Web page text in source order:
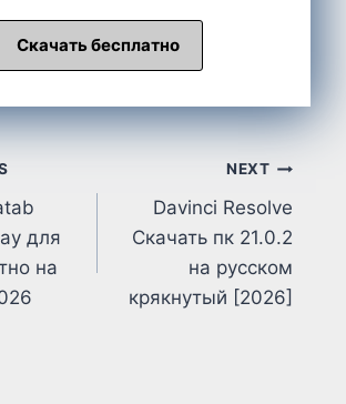
Скачать бесплатно
для
на
NEXT
Davinci Resolve
Cкачать пк 21.0.2
на русском
крякнутый [2026]